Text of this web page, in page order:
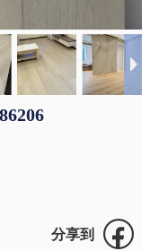
分享到